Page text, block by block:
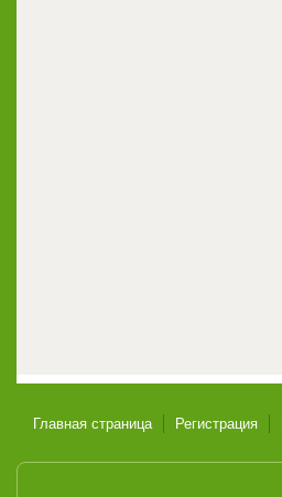
Главная страница Регистрация